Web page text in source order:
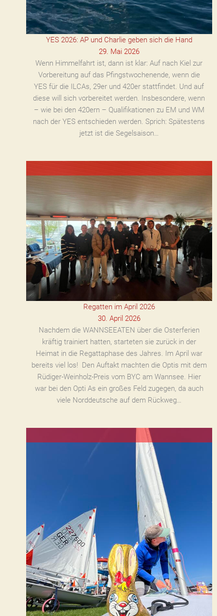
YES 2026: AP und Charlie geben sich die Hand
29. Mai 2026
Wenn Himmelfahrt ist, dann ist klar: Auf nach Kiel zur
Vorbereitung auf das Pfingstwochenende, wenn die
YES für die ILCAs, 29er und 420er stattfindet. Und auf
diese will sich vorbereitet werden. Insbesondere, wenn
– wie bei den 420ern – Qualifikationen zu EM und WM
nach der YES entschieden werden. Sprich: Spätestens
jetzt ist die Segelsaison…
Regatten im April 2026
30. April 2026
Nachdem die WANNSEEATEN über die Osterferien
kräftig trainiert hatten, starteten sie zurück in der
Heimat in die Regattaphase des Jahres. Im April war
bereits viel los! Den Auftakt machten die Optis mit dem
Rüdiger-Weinholz-Preis vom BYC am Wannsee. Hier
war bei den Opti As ein großes Feld zugegen, da auch
viele Norddeutsche auf dem Rückweg…